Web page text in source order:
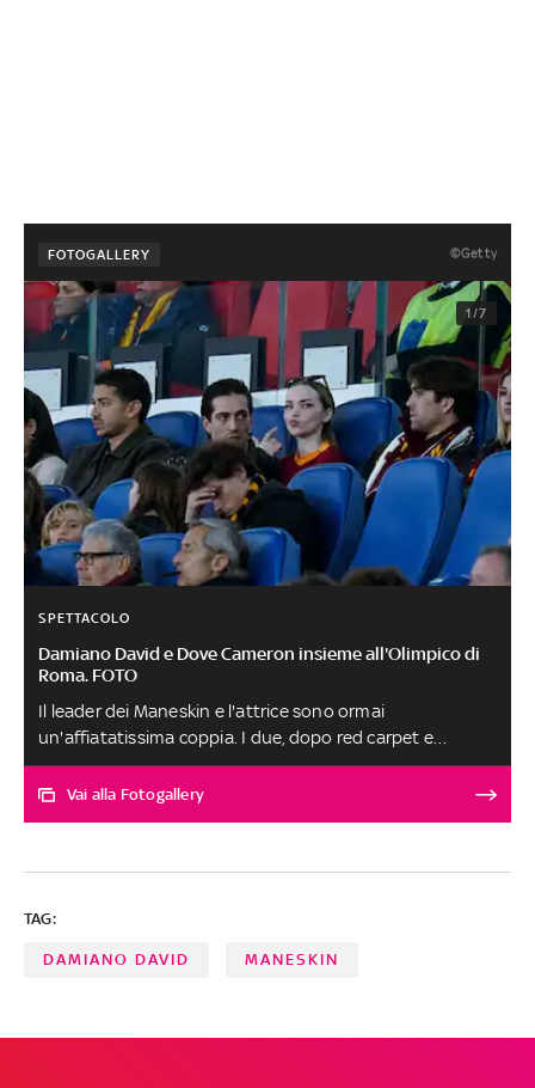
FOTOGALLERY ©Getty
1/7
SPETTACOLO
Damiano David e Dove Cameron insieme all'Olimpico di
Roma. FOTO
Il leader dei Maneskin e l'attrice sono ormai
un'affiatatissima coppia. I due, dopo red carpet e
avvistamenti vari, sono approdati allo stadio Olimpico di
Roma per assistere a Roma - Sassuolo
Vai alla Fotogallery
TAG:
DAMIANO DAVID MANESKIN